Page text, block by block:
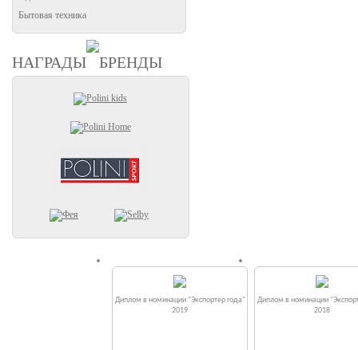
Бытовая техника
НАГРАДЫ БРЕНДЫ
Диплом в номинации "Экспортер года"
2019
Диплом в номинации
2018